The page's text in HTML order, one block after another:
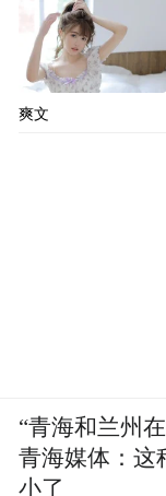
爽文
“青海和兰州
青海媒体：这
小了